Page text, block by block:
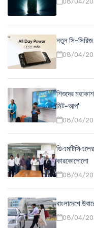
নতুন সি-সিরিজ
08/04/
শিশুদের
মিট-আপ'
08/04/
কারকোপোলো
08/04/
বাংলাদেশে
08/04/